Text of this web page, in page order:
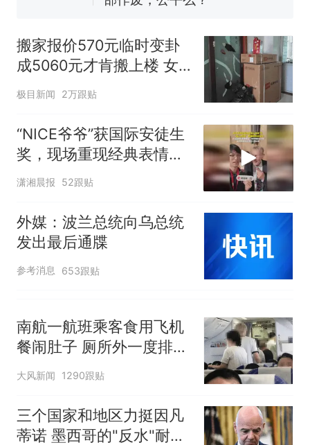
搜，网友：天塌了！
热 那个在床头放菜刀的女孩，
因老师一句“跟我回家”改写了
搬家报价570元临时变卦
成5060元才肯搬上楼 女
子傻眼
极目新闻 2万跟贴
“NICE爷爷”获国际安徒生
奖，现场重现经典表情
包，向中国粉丝问好
潇湘晨报 52跟贴
外媒：波兰总统向乌总统
发出最后通牒
参考消息 653跟贴
南航一航班乘客食用飞机
餐闹肚子 厕所外一度排长
队
大风新闻 1290跟贴
三个国家和地区力挺因凡
蒂诺 墨西哥的"反水"耐人